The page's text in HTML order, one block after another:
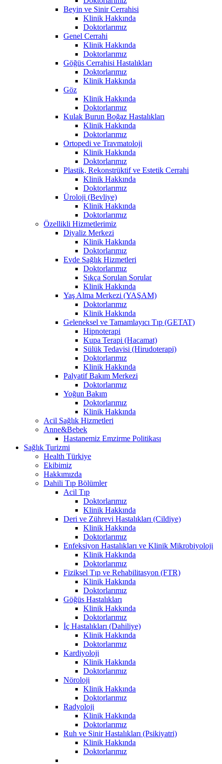
Beyin ve Sinir Cerrahisi
Klinik Hakkında
Doktorlarımız
Genel Cerrahi
Klinik Hakkında
Doktorlarımız
Göğüs Cerrahisi Hastalıkları
Doktorlarımız
Klinik Hakkında
Göz
Klinik Hakkında
Doktorlarımız
Kulak Burun Boğaz Hastalıkları
Klinik Hakkında
Doktorlarımız
Ortopedi ve Travmatoloji
Klinik Hakkında
Doktorlarımız
Plastik, Rekonstrüktif ve Estetik Cerrahi
Klinik Hakkında
Doktorlarımız
Üroloji (Bevliye)
Klinik Hakkında
Doktorlarımız
Özellikli Hizmetlerimiz
Diyaliz Merkezi
Klinik Hakkında
Doktorlarımız
Evde Sağlık Hizmetleri
Doktorlarımız
Sıkça Sorulan Sorular
Klinik Hakkında
Yaş Alma Merkezi (YAŞAM)
Doktorlarımız
Klinik Hakkında
Geleneksel ve Tamamlayıcı Tıp (GETAT)
Hipnoterapi
Kupa Terapi (Hacamat)
Sülük Tedavisi (Hirudoterapi)
Doktorlarımız
Klinik Hakkında
Palyatif Bakım Merkezi
Doktorlarımız
Yoğun Bakım
Doktorlarımız
Klinik Hakkında
Acil Sağlık Hizmetleri
Anne&Bebek
Hastanemiz Emzirme Politikası
Sağlık Turizmi
Health Türkiye
Ekibimiz
Hakkımızda
Dahili Tıp Bölümler
Acil Tıp
Doktorlarımız
Klinik Hakkında
Deri ve Zührevi Hastalıkları (Cildiye)
Klinik Hakkında
Doktorlarımız
Enfeksiyon Hastalıkları ve Klinik Mikrobiyoloji
Klinik Hakkında
Doktorlarımız
Fiziksel Tıp ve Rehabilitasyon (FTR)
Klinik Hakkında
Doktorlarımız
Göğüs Hastalıkları
Klinik Hakkında
Doktorlarımız
İç Hastalıkları (Dahiliye)
Klinik Hakkında
Doktorlarımız
Kardiyoloji
Klinik Hakkında
Doktorlarımız
Nöroloji
Klinik Hakkında
Doktorlarımız
Radyoloji
Klinik Hakkında
Doktorlarımız
Ruh ve Sinir Hastalıkları (Psikiyatri)
Klinik Hakkında
Doktorlarımız